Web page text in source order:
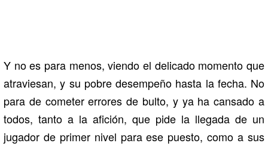
Y no es para menos, viendo el delicado momento que
atraviesan, y su pobre desempeño hasta la fecha. No
para de cometer errores de bulto, y ya ha cansado a
todos, tanto a la afición, que pide la llegada de un
jugador de primer nivel para ese puesto, como a sus